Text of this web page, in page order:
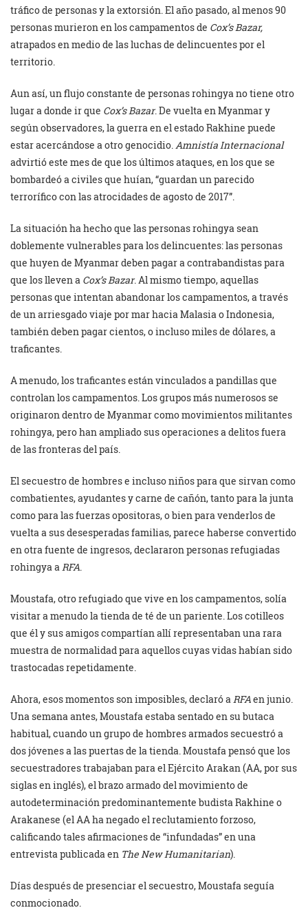
tráfico de personas y la extorsión. El año pasado, al menos 90
personas murieron en los campamentos de Cox’s Bazar,
atrapados en medio de las luchas de delincuentes por el
territorio.
Aun así, un flujo constante de personas rohingya no tiene otro
lugar a donde ir que Cox’s Bazar. De vuelta en Myanmar y
según observadores, la guerra en el estado Rakhine puede
estar acercándose a otro genocidio. Amnistía Internacional
advirtió este mes de que los últimos ataques, en los que se
bombardeó a civiles que huían, “guardan un parecido
terrorífico con las atrocidades de agosto de 2017”.
La situación ha hecho que las personas rohingya sean
doblemente vulnerables para los delincuentes: las personas
que huyen de Myanmar deben pagar a contrabandistas para
que los lleven a Cox’s Bazar. Al mismo tiempo, aquellas
personas que intentan abandonar los campamentos, a través
de un arriesgado viaje por mar hacia Malasia o Indonesia,
también deben pagar cientos, o incluso miles de dólares, a
traficantes.
A menudo, los traficantes están vinculados a pandillas que
controlan los campamentos. Los grupos más numerosos se
originaron dentro de Myanmar como movimientos militantes
rohingya, pero han ampliado sus operaciones a delitos fuera
de las fronteras del país.
El secuestro de hombres e incluso niños para que sirvan como
combatientes, ayudantes y carne de cañón, tanto para la junta
como para las fuerzas opositoras, o bien para venderlos de
vuelta a sus desesperadas familias, parece haberse convertido
en otra fuente de ingresos, declararon personas refugiadas
rohingya a RFA
Moustafa, otro refugiado que vive en los campamentos, solía
visitar a menudo la tienda de té de un pariente. Los cotilleos
que él y sus amigos compartían allí representaban una rara
muestra de normalidad para aquellos cuyas vidas habían sido
trastocadas repetidamente.
Ahora, esos momentos son imposibles, declaró a RFAen junio.
Una semana antes, Moustafa estaba sentado en su butaca
habitual, cuando un grupo de hombres armados secuestró a
dos jóvenes a las puertas de la tienda. Moustafa pensó que los
secuestradores trabajaban para el Ejército Arakan (AA, por sus
siglas en inglés), el brazo armado del movimiento de
autodeterminación predominantemente budista Rakhine o
Arakanese (el AA ha negado el reclutamiento forzoso,
calificando tales afirmaciones de “infundadas” en una
entrevista publicada en The New Humanitarian).
Días después de presenciar el secuestro, Moustafa seguía
conmocionado.